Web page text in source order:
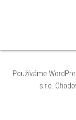
Používáme
s.r.o.